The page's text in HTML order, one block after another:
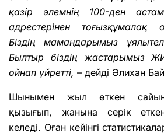
қазір әлемнің 100-ден
адрестерінен тоғызқұмалақ
Біздің мамандарымыз
Былтыр біздің жастарымыз
ойнап үйретті, – дейді Әлихан
Шынымен жыл өткен сайын
қызығып, жанына серік
келеді. Оған кейінгі